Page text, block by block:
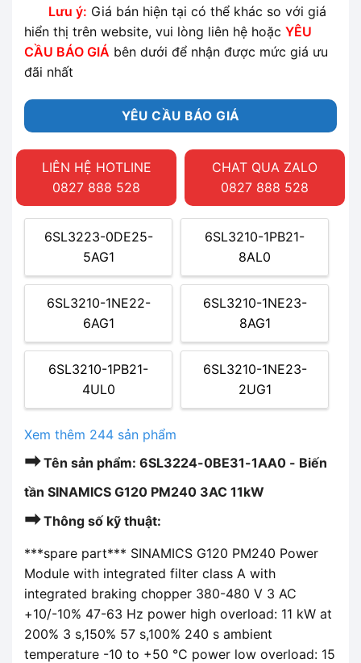
Lưu ý: Giá bán hiện tại có thể khác so với giá
hiển thị trên website, vui lòng liên hệ hoặc YÊU
CẦU BÁO GIÁ bên dưới để nhận được mức giá ưu
đãi nhất
YÊU CẦU BÁO GIÁ
LIÊN HỆ HOTLINE
0827 888 528
CHAT QUA ZALO
0827 888 528
6SL3223-0DE25-
5AG1
6SL3210-1PB21-
8AL0
6SL3210-1NE22-
6AG1
6SL3210-1NE23-
8AG1
6SL3210-1PB21-
4UL0
6SL3210-1NE23-
2UG1
Xem thêm 244 sản phẩm
➡Tên sản phẩm: 6SL3224-0BE31-1AA0 - Biến
tần SINAMICS G120 PM240 3AC 11kW
➡Thông số kỹ thuật:
***spare part*** SINAMICS G120 PM240 Power
Module with integrated filter class A with
integrated braking chopper 380-480 V 3 AC
+10/-10% 47-63 Hz power high overload: 11 kW at
200% 3 s,150% 57 s,100% 240 s ambient
temperature -10 to +50 °C power low overload: 15